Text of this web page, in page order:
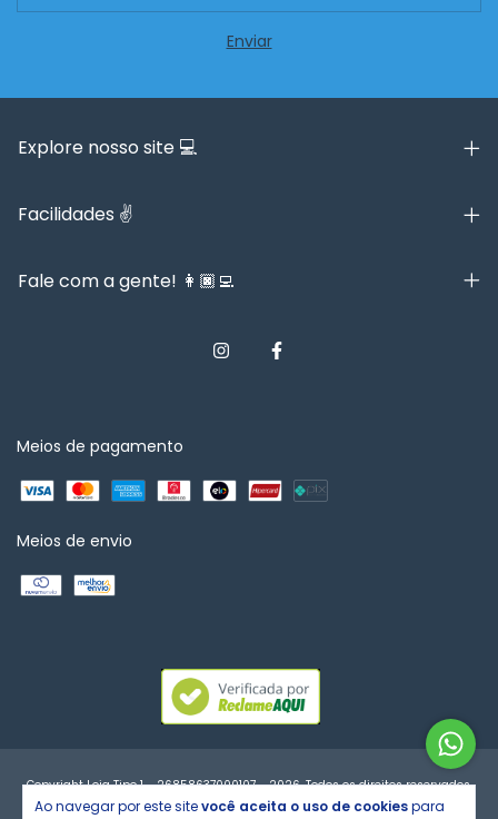
Ao navegar por este sitevocê aceita o uso de cookiespara
Explore nosso site 💻
Facilidades ✌️
Fale com a gente! 👩🏿‍💻
Meios de pagamento
Meios de envio
Copyright Loja Tipo 1 - 26858637000107 - 2026. Todos os direitos reservados.